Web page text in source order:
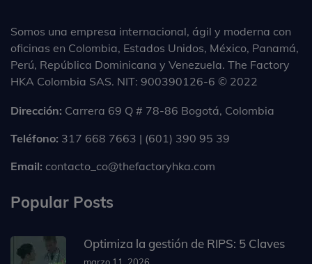
Somos una empresa internacional, ágil y moderna con
oficinas en Colombia, Estados Unidos, México, Panamá,
Perú, República Dominicana y Venezuela. The Factory
HKA Colombia SAS. NIT: 900390126-6 © 2022
Dirección: Carrera 69 Q # 78-86 Bogotá, Colombia
Teléfono: 317 668 7663 | (601) 390 95 39
Email: contacto_co@thefactoryhka.com
Popular Posts
Optimiza la gestión de RIPS: 5 Claves